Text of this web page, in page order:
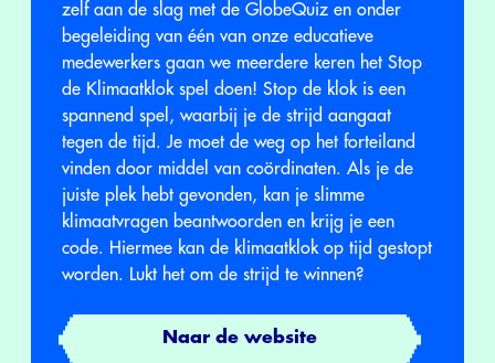
zelf aan de slag met de GlobeQuiz en onder
begeleiding van één van onze educatieve
medewerkers gaan we meerdere keren het Stop
de Klimaatklok spel doen! Stop de klok is een
spannend spel, waarbij je de strijd aangaat
tegen de tijd. Je moet de weg op het forteiland
vinden door middel van coördinaten. Als je de
juiste plek hebt gevonden, kan je slimme
klimaatvragen beantwoorden en krijg je een
code. Hiermee kan de klimaatklok op tijd gestopt
worden. Lukt het om de strijd te winnen?
Naar de website